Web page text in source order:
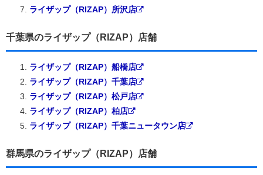
ライザップ（RIZAP）所沢店
千葉県のライザップ（RIZAP）店舗
ライザップ（RIZAP）船橋店
ライザップ（RIZAP）千葉店
ライザップ（RIZAP）松戸店
ライザップ（RIZAP）柏店
ライザップ（RIZAP）千葉ニュータウン店
群馬県のライザップ（RIZAP）店舗